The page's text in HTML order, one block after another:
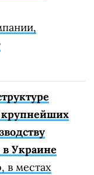
крупнейших
Украине
в местах